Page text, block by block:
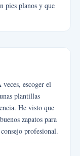
pies planos y que
escoger el
plantillas
He visto que
zapatos para
profesional.